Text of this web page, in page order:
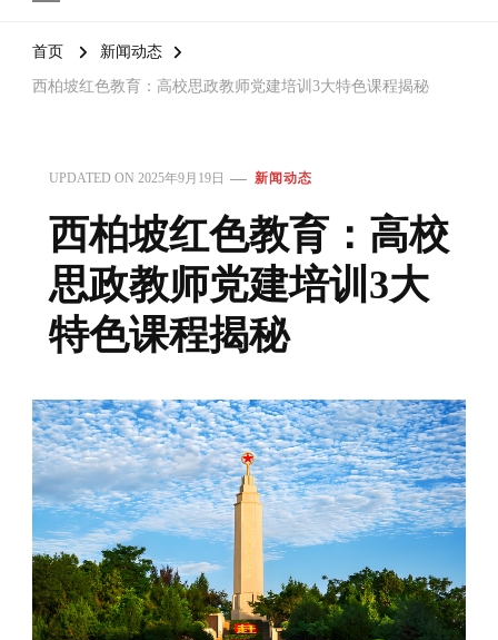
首页 新闻动态
西柏坡红色教育：高校思政教师党建培训3大特色课程揭秘
UPDATED ON 2025年9月19日 新闻动态
西柏坡红色教育：高校
思政教师党建培训3大
特色课程揭秘